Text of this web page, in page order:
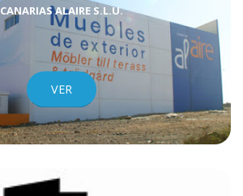
CANARIAS ALAIRE S.L.U.
VER